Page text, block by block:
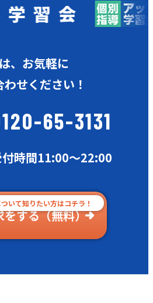
個
、お気軽に
せください！
65-3131
時間11:00〜22:00
いて知りたい方はコチラ！
をする（無料）